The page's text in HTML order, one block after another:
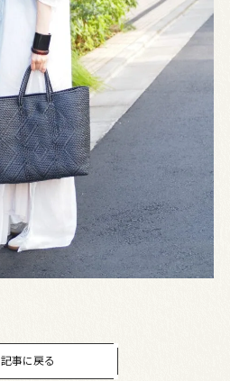
記事に戻る